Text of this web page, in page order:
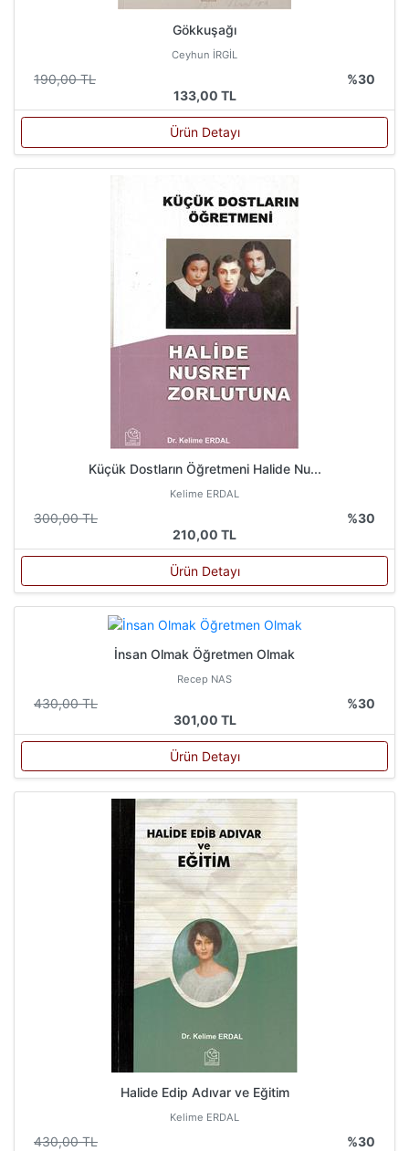
Gökkuşağı
Ceyhun İRGİL
190,00 TL
%30
133,00 TL
Ürün Detayı
Küçük Dostların Öğretmeni Halide Nu...
Kelime ERDAL
300,00 TL
%30
210,00 TL
Ürün Detayı
İnsan Olmak Öğretmen Olmak
Recep NAS
430,00 TL
%30
301,00 TL
Ürün Detayı
Halide Edip Adıvar ve Eğitim
Kelime ERDAL
430,00 TL
%30